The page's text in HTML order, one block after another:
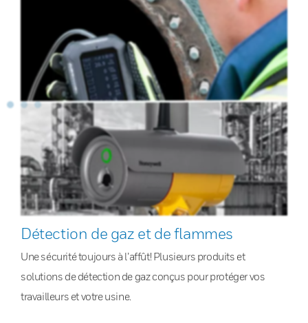
Détection de gaz et de flammes
Une sécurité toujours à l’affût! Plusieurs produits et
solutions de détection de gaz conçus pour protéger vos
travailleurs et votre usine.